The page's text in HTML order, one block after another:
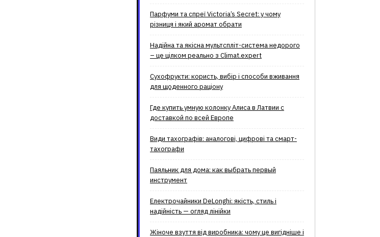
Парфуми та спреї Victoria’s Secret: у чому
різниця і який аромат обрати
Надійна та якісна мультспліт-система недорого
– це цілком реально з Climat.еxpert
Сухофрукти: користь, вибір і способи вживання
для щоденного раціону
Где купить умную колонку Алиса в Латвии с
доставкой по всей Европе
Види тахографів: аналогові, цифрові та смарт-
тахографи
Паяльник для дома: как выбрать первый
инструмент
Електрочайники DeLonghi: якість, стиль і
надійність — огляд лінійки
Жіноче взуття від виробника: чому це вигідніше і